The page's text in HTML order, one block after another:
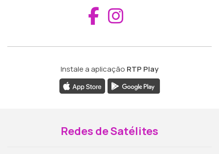
Aceder ao
Instale a aplicação RTP Play
Redes de Satélites